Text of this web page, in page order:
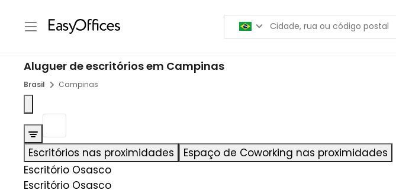
Aluguer de escritórios em Campinas
Brasil Campinas
Escritórios nas proximidades
Espaço de Coworking nas proximidades
Escritório Osasco
Escritório Osasco